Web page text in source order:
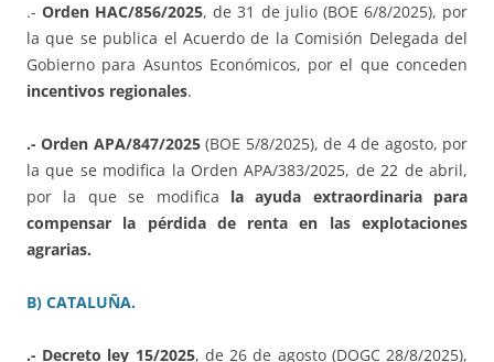
.-Orden HAC/856/2025, de 31 de julio (BOE 6/8/2025), por
la que se publica el Acuerdo de la Comisión Delegada del
Gobierno para Asuntos Económicos, por el que conceden
incentivos regionales.
.- Orden APA/847/2025(BOE 5/8/2025), de 4 de agosto, por
la que se modifica la Orden APA/383/2025, de 22 de abril,
por la que se modifica la ayuda extraordinaria para
compensar la pérdida de renta en las explotaciones
agrarias.
B) CATALUÑA.
.- Decreto ley 15/2025, de 26 de agosto (DOGC 28/8/2025),